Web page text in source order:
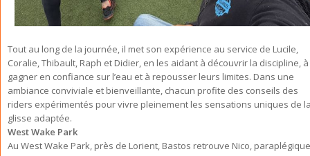
Tout au long de la journée, il met son expérience au service de Lucile,
Coralie, Thibault, Raph et Didier, en les aidant à découvrir la discipline, à
gagner en confiance sur l’eau et à repousser leurs limites. Dans une
ambiance conviviale et bienveillante, chacun profite des conseils des
riders expérimentés pour vivre pleinement les sensations uniques de
glisse adaptée.
West Wake Park
Au West Wake Park, près de Lorient, Bastos retrouve Nico,